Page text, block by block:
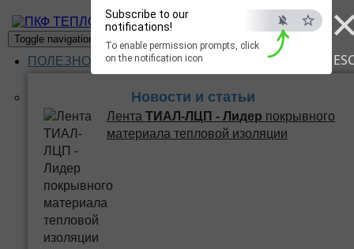
Subscribe to our
notifications!
To enable permission prompts, click
on the notification icon
ПКФ ТЕПЛО
Toggle navigation
ПОЛЕЗНОЕ
Новости и статьи
Лента ТИАЛ-ЛЦП - Лидер покрывного
материала тепловой изоляции